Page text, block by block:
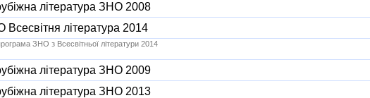
література ЗНО 2008
література 2014
ЗНО з Всесвітньої літератури 2014
література ЗНО 2009
література ЗНО 2013